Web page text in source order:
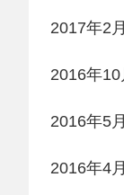
2017年2月
2016年10
2016年5月
2016年4月